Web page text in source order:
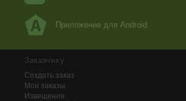
Приложение для Android
Заказчику
Создать заказ
Мои заказы
Извещения